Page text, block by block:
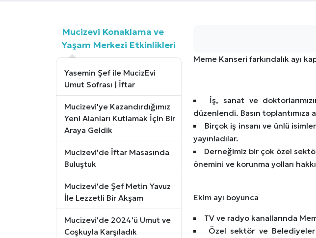
Mucizevi Konaklama ve
Yaşam Merkezi Etkinlikleri
Yasemin Şef ile MucizEvi
Umut Sofrası | İftar
Mucizevi'ye Kazandırdığımız
Yeni Alanları Kutlamak İçin Bir
Araya Geldik
Mucizevi'de İftar Masasında
Buluştuk
Mucizevi'de Şef Metin Yavuz
İle Lezzetli Bir Akşam
Mucizevi'de 2024'ü Umut ve
Coşkuyla Karşıladık
Meme Kanseri farkındalık ayı
İş, sanat ve
düzenlendi. Basın toplantımıza
Birçok iş insanı ve ünlü
yayınladılar.
Derneğimiz bir çok özel
önemini ve korunma yolları
Ekim ayı boyunca
TV ve radyo kanallarında
Özel sektör ve